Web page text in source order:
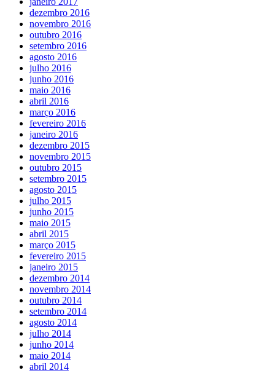
dezembro 2016
novembro 2016
outubro 2016
setembro 2016
agosto 2016
julho 2016
junho 2016
maio 2016
abril 2016
março 2016
fevereiro 2016
janeiro 2016
dezembro 2015
novembro 2015
outubro 2015
setembro 2015
agosto 2015
julho 2015
junho 2015
maio 2015
abril 2015
março 2015
fevereiro 2015
janeiro 2015
dezembro 2014
novembro 2014
outubro 2014
setembro 2014
agosto 2014
julho 2014
junho 2014
maio 2014
abril 2014